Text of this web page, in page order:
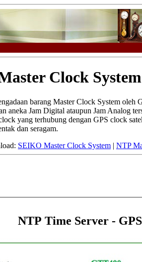
Clock
barang Master Clock System oleh
aneka Jam Digital ataupun Jam Analog
yang terhubung dengan GPS clock
dan seragam.
SEIKO Master Clock System | NTP
NTP Time Server -